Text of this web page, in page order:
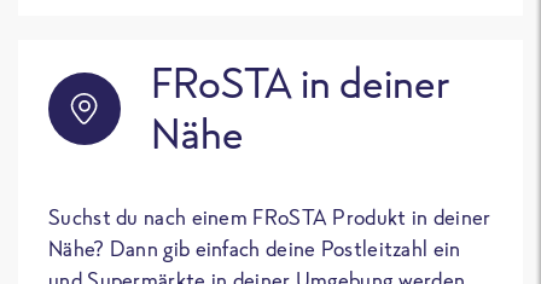
FRoSTA in deiner
Nähe
Suchst du nach einem FRoSTA Produkt in deiner
Nähe? Dann gib einfach deine Postleitzahl ein